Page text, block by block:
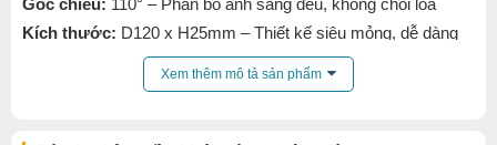
Góc chiếu: 110° – Phân bổ ánh sáng đều, không chói lóa
Kích thước: D120 x H25mm – Thiết kế siêu mỏng, dễ dàng
Ø90mm – Kích thước phổ thông, tương thích nhiều
Xem thêm mô tả sản phẩm